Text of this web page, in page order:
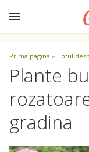
Prima pagina » Totul
Plante
gradina